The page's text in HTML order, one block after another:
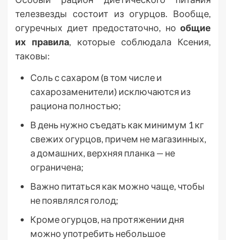
телезвезды состоит из огурцов. Вообще,
огуречных диет предостаточно, но общие
их правила, которые соблюдала Ксения,
таковы:
Соль с сахаром (в том числе и
сахарозаменители) исключаются из
рациона полностью;
В день нужно съедать как минимум 1 кг
свежих огурцов, причем не магазинных,
а домашних, верхняя планка — не
ограничена;
Важно питаться как можно чаще, чтобы
не появлялся голод;
Кроме огурцов, на протяжении дня
можно употребить небольшое